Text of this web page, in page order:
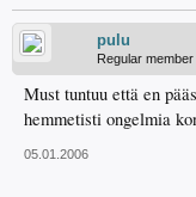
pulu
Regular member
Must tuntuu että en
hemmetisti ongelmia
05.01.2006